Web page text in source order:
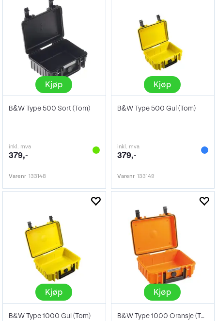
Kjøp
B&W Type 500 Sort (Tom)
inkl. mva
379,-
Varenr 133148
Kjøp
B&W Type 500 Gul (Tom)
inkl. mva
379,-
Varenr 133149
Kjøp
B&W Type 1000 Gul (Tom)
Kjøp
B&W Type 1000 Oransje (Tom)